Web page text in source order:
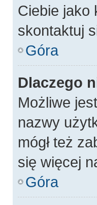
Ciebie jako
skontaktuj
Góra
Dlaczego
Możliwe
nazwy
mógł też
się więcej
Góra